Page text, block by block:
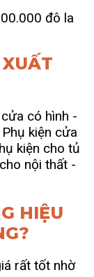
đô la
có hình -
kiện cửa
kiện cho tủ
nội thất -
HIỆU
rất tốt nhờ